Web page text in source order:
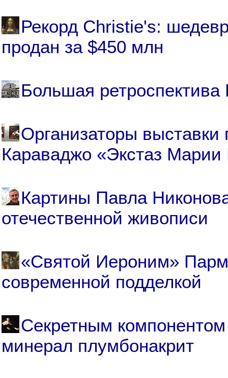
Рекорд Christie's:
продан за $450 млн
Большая
Организаторы
Караваджо «Экстаз
Картины Павла
отечественной живописи
«Святой Иероним»
современной подделкой
Секретным
минерал плумбонакрит